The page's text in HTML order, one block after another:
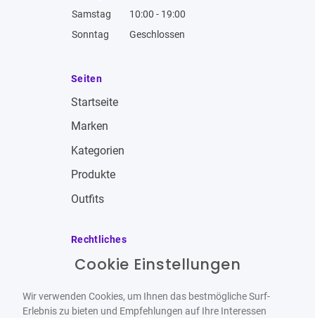
Samstag
10:00 - 19:00
Sonntag
Geschlossen
Seiten
Startseite
Marken
Kategorien
Produkte
Outfits
Rechtliches
Impressum
Datenschutzbestimmungen
Cookie Einstellungen
Wir verwenden Cookies, um Ihnen das bestmögliche Surf-
Erlebnis zu bieten und Empfehlungen auf Ihre Interessen